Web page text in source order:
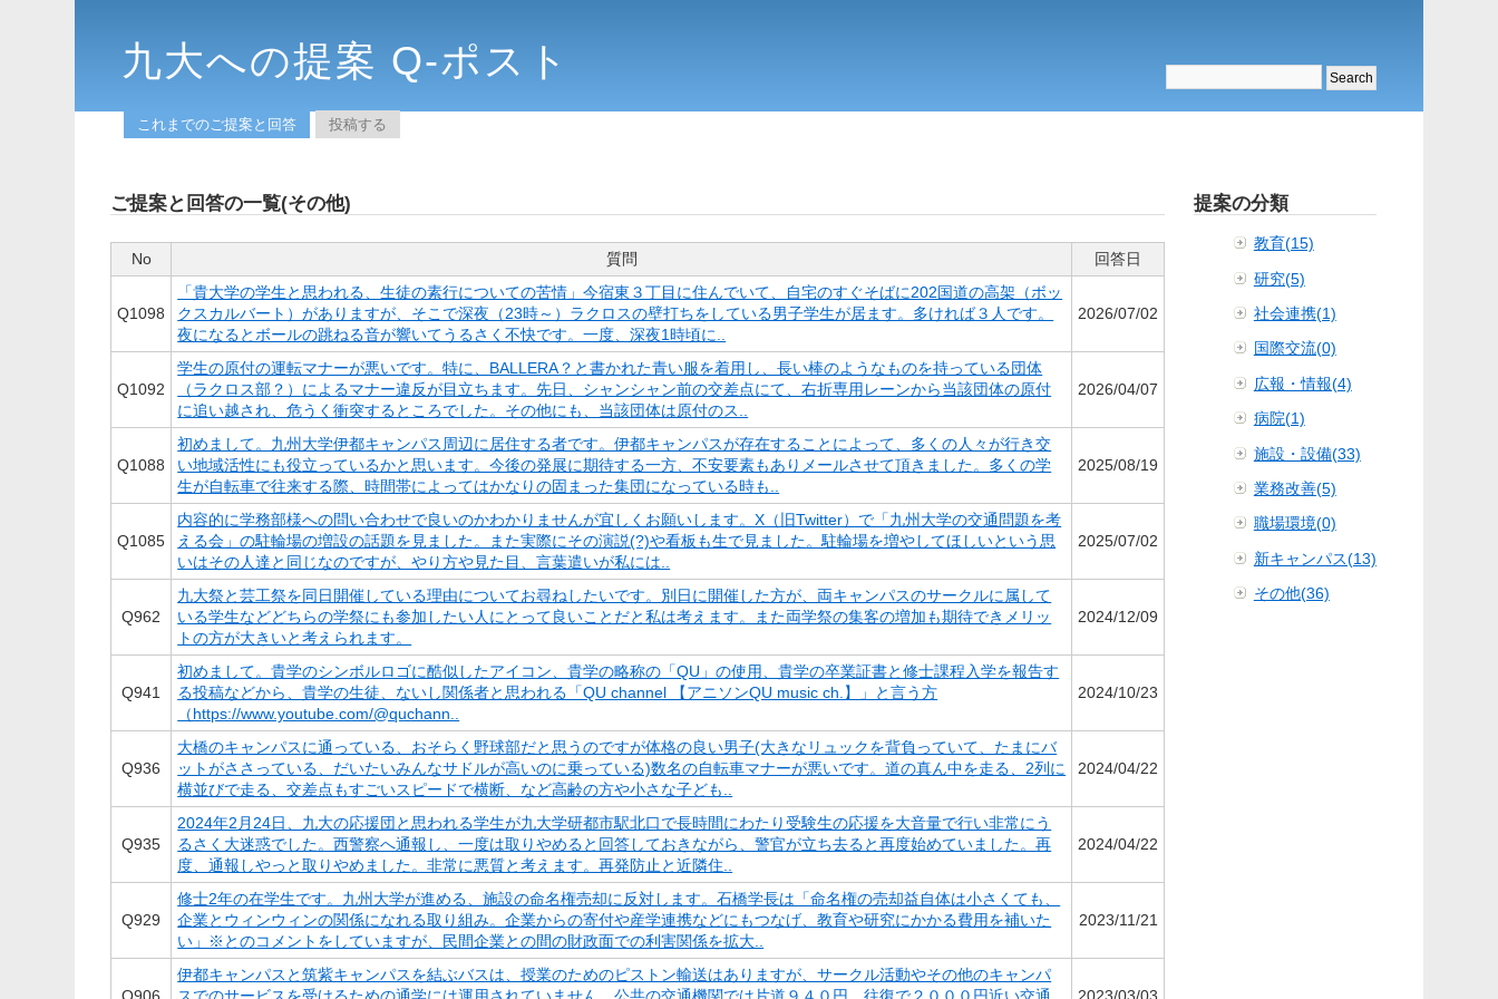
九大への提案 Q-ポスト
これまでのご提案と回答 投稿する
ご提案と回答の一覧(その他)
No 質問 回答日
Q1098
「貴大学の学生と思われる、生徒の素行についての苦情」今宿東３丁目に住んでいて、自宅のすぐそばに202国道の高架（ボッ
クスカルバート）がありますが、そこで深夜（23時～）ラクロスの壁打ちをしている男子学生が居ます。多ければ３人です。
夜になるとボールの跳ねる音が響いてうるさく不快です。一度、深夜1時頃に..
2026/07/02
Q1092
学生の原付の運転マナーが悪いです。特に、BALLERA？と書かれた青い服を着用し、長い棒のようなものを持っている団体
（ラクロス部？）によるマナー違反が目立ちます。先日、シャンシャン前の交差点にて、右折専用レーンから当該団体の原付
に追い越され、危うく衝突するところでした。その他にも、当該団体は原付のス..
2026/04/07
Q1088
初めまして。九州大学伊都キャンパス周辺に居住する者です。伊都キャンパスが存在することによって、多くの人々が行き交
い地域活性にも役立っているかと思います。今後の発展に期待する一方、不安要素もありメールさせて頂きました。多くの学
生が自転車で往来する際、時間帯によってはかなりの固まった集団になっている時も..
2025/08/19
Q1085
内容的に学務部様への問い合わせで良いのかわかりませんが宜しくお願いします。X（旧Twitter）で「九州大学の交通問題を考
える会」の駐輪場の増設の話題を見ました。また実際にその演説(?)や看板も生で見ました。駐輪場を増やしてほしいという思
いはその人達と同じなのですが、やり方や見た目、言葉遣いが私には..
2025/07/02
Q962
九大祭と芸工祭を同日開催している理由についてお尋ねしたいです。別日に開催した方が、両キャンパスのサークルに属して
いる学生などどちらの学祭にも参加したい人にとって良いことだと私は考えます。また両学祭の集客の増加も期待できメリッ
トの方が大きいと考えられます。
2024/12/09
Q941
初めまして。貴学のシンボルロゴに酷似したアイコン、貴学の略称の「QU」の使用、貴学の卒業証書と修士課程入学を報告す
る投稿などから、貴学の生徒、ないし関係者と思われる「QU channel 【アニソンQU music ch.】」と言う方
（https://www.youtube.com/@quchann..
2024/10/23
Q936
大橋のキャンパスに通っている、おそらく野球部だと思うのですが体格の良い男子(大きなリュックを背負っていて、たまにバ
ットがささっている、だいたいみんなサドルが高いのに乗っている)数名の自転車マナーが悪いです。道の真ん中を走る、2列に
横並びで走る、交差点もすごいスピードで横断、など高齢の方や小さな子ども..
2024/04/22
Q935
2024年2月24日、九大の応援団と思われる学生が九大学研都市駅北口で長時間にわたり受験生の応援を大音量で行い非常にう
るさく大迷惑でした。西警察へ通報し、一度は取りやめると回答しておきながら、警官が立ち去ると再度始めていました。再
度、通報しやっと取りやめました。非常に悪質と考えます。再発防止と近隣住..
2024/04/22
Q929
修士2年の在学生です。九州大学が進める、施設の命名権売却に反対します。石橋学長は「命名権の売却益自体は小さくても、
企業とウィンウィンの関係になれる取り組み。企業からの寄付や産学連携などにもつなげ、教育や研究にかかる費用を補いた
い」※とのコメントをしていますが、民間企業との間の財政面での利害関係を拡大..
2023/11/21
伊都キャンパスと筑紫キャンパスを結ぶバスは、授業のためのピストン輸送はありますが、サークル活動やその他のキャンパ
提案の分類
教育(15)
研究(5)
社会連携(1)
国際交流(0)
広報・情報(4)
病院(1)
施設・設備(33)
業務改善(5)
職場環境(0)
新キャンパス(13)
その他(36)